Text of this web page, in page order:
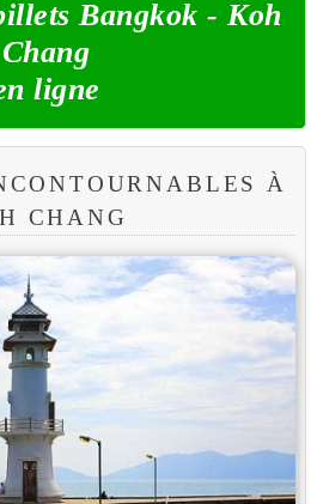
Bangkok - Koh
Chang
ligne
À
CHANG